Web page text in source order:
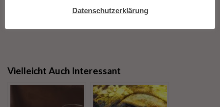
Vielleicht Auch Interessant
Datenschutzerklärung